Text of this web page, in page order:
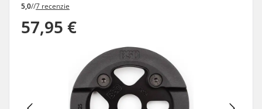
5,0//7 recenzie
57,95 €